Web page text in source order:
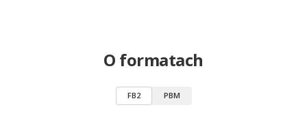
O formatach
FB2 PBM